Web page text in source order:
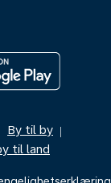
By til by |
til land